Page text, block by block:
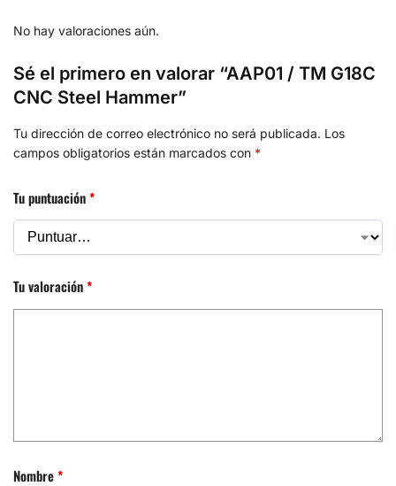
No hay valoraciones aún.
Sé el primero en valorar “AAP01 / TM G18C
CNC Steel Hammer”
Tu dirección de correo electrónico no será publicada. Los
campos obligatorios están marcados con *
Tu puntuación*
Tu valoración*
Nombre*